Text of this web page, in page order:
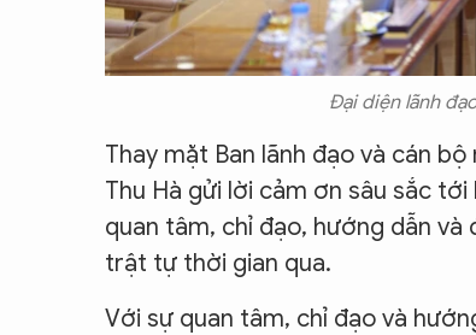
Đại diện lãnh
Thay mặt Ban lãnh đạo và cán
Thu Hà gửi lời cảm ơn sâu sắc
quan tâm, chỉ đạo, hướng dẫn và
trật tự thời gian qua.
Với sự quan tâm, chỉ đạo và